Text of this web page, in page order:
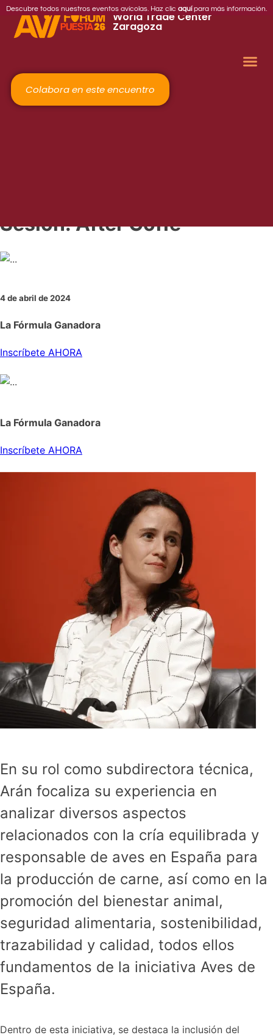
Descubre todos nuestros eventos avícolas. Haz clic aquípara más información.
2026
World Trade Center
Zaragoza
Colabora en este encuentro
Sesión:After Coffe
4 de abril de 2024
La Fórmula Ganadora
Inscríbete AHORA
La Fórmula Ganadora
Inscríbete AHORA
En su rol como subdirectora técnica,
Arán focaliza su experiencia en
analizar diversos aspectos
relacionados con la cría equilibrada y
responsable de aves en España para
la producción de carne, así como en la
promoción del bienestar animal,
seguridad alimentaria, sostenibilidad,
trazabilidad y calidad, todos ellos
fundamentos de la iniciativa Aves de
España.
Dentro de esta iniciativa, se destaca la inclusión del